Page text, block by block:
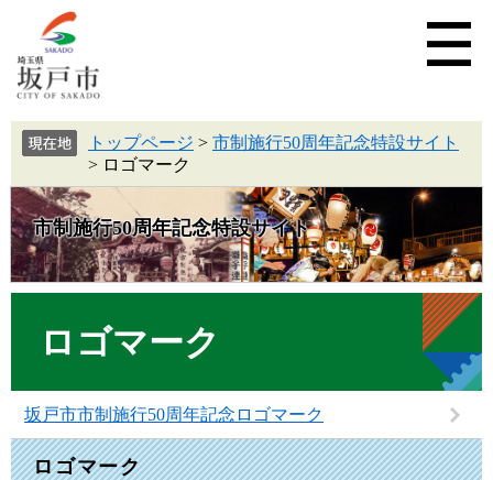
トップページ > 市制施行50周年記念特設サイト
> ロゴマーク
市制施行50周年記念特設サイト
ロゴマーク
坂戸市市制施行50周年記念ロゴマーク
ロゴマーク